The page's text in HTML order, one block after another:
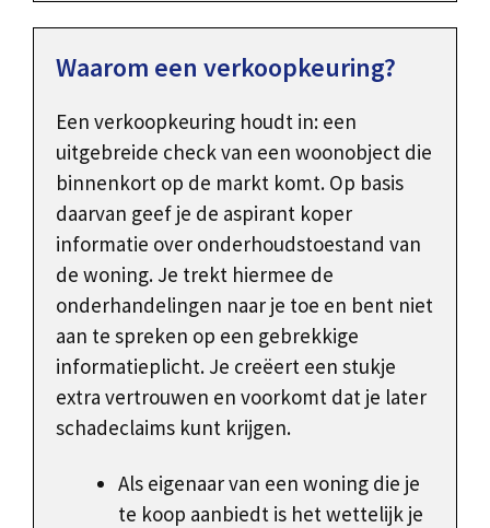
Waarom een verkoopkeuring?
Een verkoopkeuring houdt in: een
uitgebreide check van een woonobject die
binnenkort op de markt komt. Op basis
daarvan geef je de aspirant koper
informatie over onderhoudstoestand van
de woning. Je trekt hiermee de
onderhandelingen naar je toe en bent niet
aan te spreken op een gebrekkige
informatieplicht. Je creëert een stukje
extra vertrouwen en voorkomt dat je later
schadeclaims kunt krijgen.
Als eigenaar van een woning die je
te koop aanbiedt is het wettelijk je